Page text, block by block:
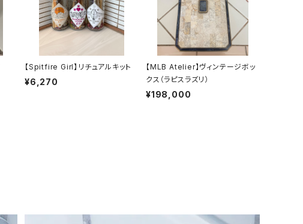
【Spitfire Girl】リチュアルキット
¥6,270
【MLB Atelier】ヴィンテージボッ
クス（ラピスラズリ）
¥198,000